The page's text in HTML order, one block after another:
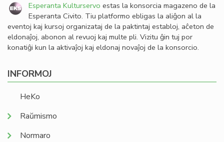
Esperanta Kulturservo estas la konsorcia magazeno de la
Esperanta Civito. Tiu platformo ebligas la aliĝon al la
eventoj kaj kursoj organizataj de la paktintaj establoj, aĉeton de
eldonaĵoj, abonon al revuoj kaj multe pli. Vizitu ĝin tuj por
konatiĝi kun la aktivaĵoj kaj eldonaj novaĵoj de la konsorcio.
INFORMOJ
HeKo
Raŭmismo
Normaro